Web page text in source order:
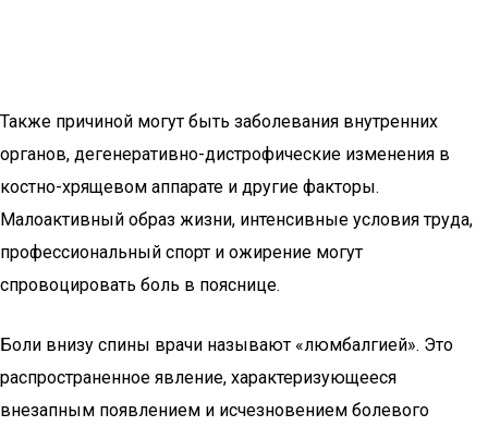
Также причиной могут быть заболевания внутренних
органов, дегенеративно-дистрофические изменения в
костно-хрящевом аппарате и другие факторы.
Малоактивный образ жизни, интенсивные условия труда,
профессиональный спорт и ожирение могут
спровоцировать боль в пояснице.
Боли внизу спины врачи называют «люмбалгией». Это
распространенное явление, характеризующееся
внезапным появлением и исчезновением болевого